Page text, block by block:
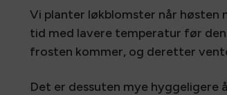
Vi planter løkblomster når
tid med lavere temperatur før
frosten kommer, og deretter
Det er dessuten mye hyggeligere